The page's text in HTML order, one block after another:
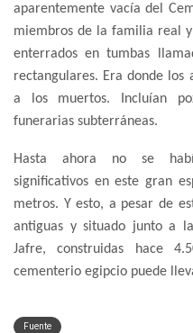
aparentemente vacía del
miembros de la familia real
enterrados en tumbas
rectangulares. Era donde los
a los muertos. Incluían
funerarias subterráneas.
Hasta ahora no se
significativos en este gran
metros. Y esto, a pesar de
antiguas y situado junto a
Jafre, construidas hace
cementerio egipcio puede
Fuente